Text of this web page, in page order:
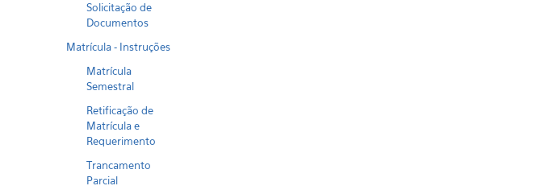
Solicitação de
Documentos
Matrícula - Instruções
Matrícula
Semestral
Retificação de
Matrícula e
Requerimento
Trancamento
Parcial